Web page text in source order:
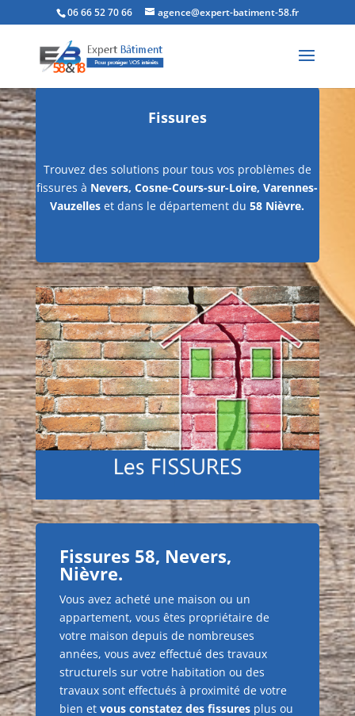
06 66 52 70 66 agence@expert-batiment-58.fr
Fissures
Trouvez des solutions pour tous vos problèmes de
fissures à Nevers, Cosne-Cours-sur-Loire, Varennes-
Vauzelles et dans le département du58 Nièvre.
Fissures 58, Nevers,
Nièvre.
Vous avez acheté une maison ou un
appartement, vous êtes propriétaire de
votre maison depuis de nombreuses
années, vous avez effectué des travaux
structurels sur votre habitation ou des
travaux sont effectués à proximité de votre
bien et vous constatez des fissuresplus ou